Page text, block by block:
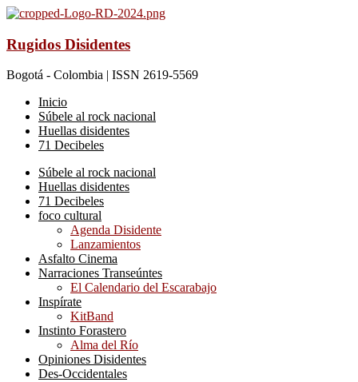
Rugidos Disidentes
Bogotá - Colombia | ISSN 2619-5569
Inicio
Súbele al rock nacional
Huellas disidentes
71 Decibeles
Súbele al rock nacional
Huellas disidentes
71 Decibeles
foco cultural
Agenda Disidente
Lanzamientos
Asfalto Cinema
Narraciones Transeúntes
El Calendario del Escarabajo
Inspírate
KitBand
Instinto Forastero
Alma del Río
Opiniones Disidentes
Des-Occidentales